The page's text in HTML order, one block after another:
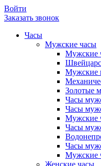
Войти
Заказать звонок
Часы
Мужские часы
Мужские
Мужские
Золотые
Часы
Часы
Мужские
Часы
Часы
Мужские
Женские часы